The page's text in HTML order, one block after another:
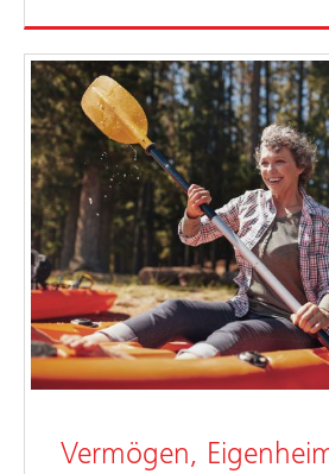
Vermögen,